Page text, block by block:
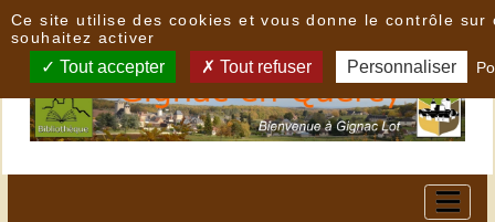
Ce site utilise des cookies et vous donne le contrôle sur
souhaitez activer
Tout accepter Tout refuser Personnaliser